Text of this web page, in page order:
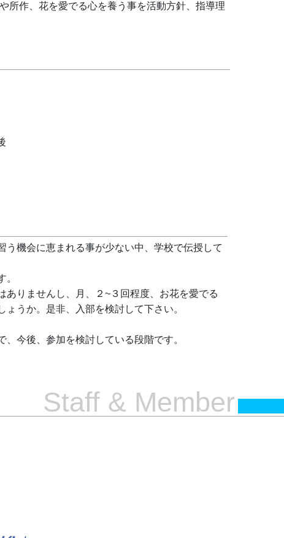
所作、花を愛でる心を養う事を活動方針、指導理
う機会に恵まれる事が少ない中、学校で伝授して
。
ありませんし、月、２~３回程度、お花を愛でる
うか。是非、入部を検討して下さい。
今後、参加を検討している段階です。
Staff & Member